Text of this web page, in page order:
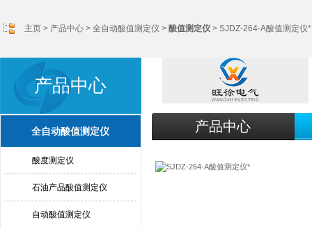
主页 > 产品中心 > 全自动酸值测定仪 > 酸值测定仪 > SJDZ-264-A酸值测定仪*
产品中心
全自动酸值测定仪
酸度测定仪
石油产品酸值测定仪
自动酸值测定仪
产品中心